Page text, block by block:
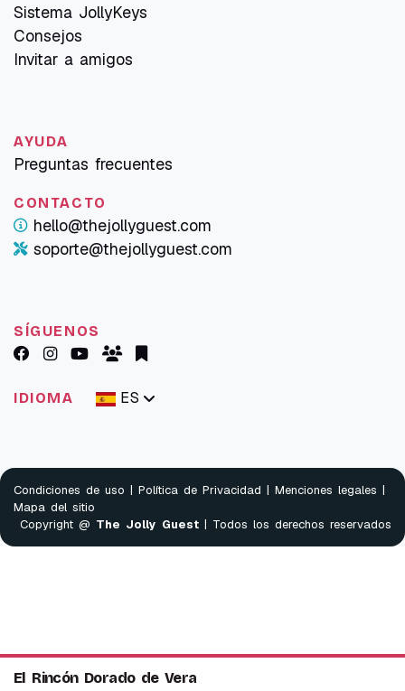
El Rincón Dorado de Vera
Sistema JollyKeys
Consejos
Invitar a amigos
AYUDA
Preguntas frecuentes
CONTACTO
hello@thejollyguest.com
soporte@thejollyguest.com
SÍGUENOS
IDIOMA ES
Condiciones de uso | Política de Privacidad | Menciones legales |
Mapa del sitio
Copyright @ The Jolly Guest | Todos los derechos reservados